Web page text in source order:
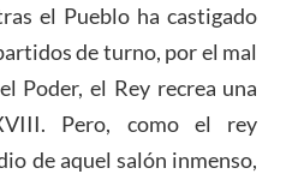
el Pueblo ha castigado
de turno, por el mal
Poder, el Rey recrea una
Pero, como el rey
de aquel salón inmenso,